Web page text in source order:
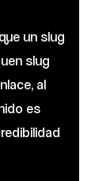
un slug
slug
al
es